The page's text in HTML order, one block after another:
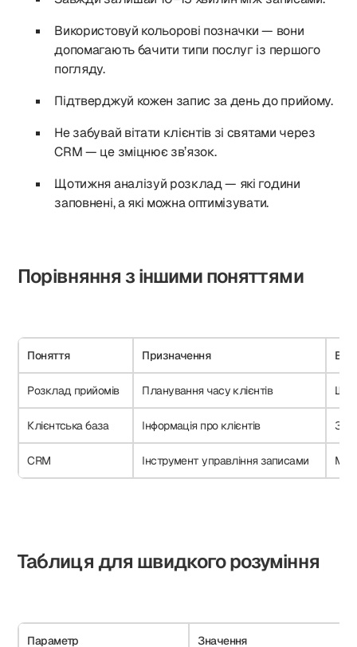
Використовуй кольорові позначки — вони
допомагають бачити типи послуг із першого
погляду.
Підтверджуй кожен запис за день до прийому.
Не забувай вітати клієнтів зі святами через
CRM — це зміцнює зв’язок.
Щотижня аналізуй розклад — які години
заповнені, а які можна оптимізувати.
Порівняння з іншими поняттями
Поняття Призначення
Розклад прийомів Планування часу клієнтів
Клієнтська база Інформація про клієнтів
CRM Інструмент управління записами
Таблиця для швидкого розуміння
Параметр Значення